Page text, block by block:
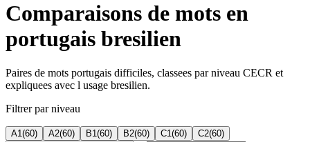
Comparaisons de mots en
portugais bresilien
Paires de mots portugais difficiles, classees par niveau CECR et
expliquees avec l usage bresilien.
Filtrer par niveau
A1 (60) A2(60) B1 (60) B2(60) C1 (60) C2(60)